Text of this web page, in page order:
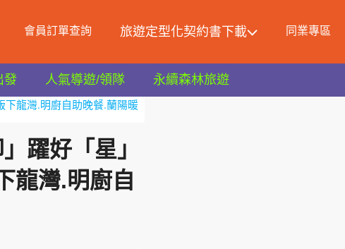
會員訂單查詢 旅遊定型化契約書下載 同業專區
發 人氣導遊/領隊 永續森林旅遊
龍灣.明廚自助晚餐.蘭陽暖
躍好「星」
龍灣.明廚自